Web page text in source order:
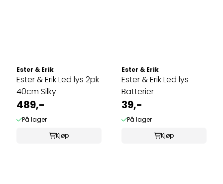
Ester & Erik
Ester & Erik Led lys 2pk
40cm Silky
489,-
På lager
Kjøp
Ester & Erik
Ester & Erik Led lys
Batterier
39,-
På lager
Kjøp